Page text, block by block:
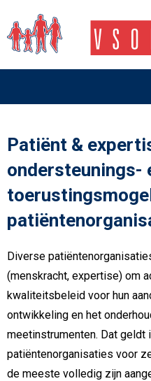
Patiënt &
ondersteunings-
Diverse
(menskracht, expertise) om
kwaliteitsbeleid voor hun
ontwikkeling en het
meetinstrumenten. Dat geldt
patiëntenorganisaties voor
de meeste volledig zijn